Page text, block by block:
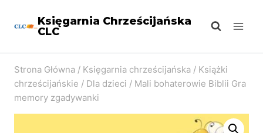
Księgarnia Chrześcijańska
CLC
Strona Główna / Księgarnia chrześcijańska / Książki
chrześcijańskie / Dla dzieci / Mali bohaterowie Biblii Gra
memory zgadywanki